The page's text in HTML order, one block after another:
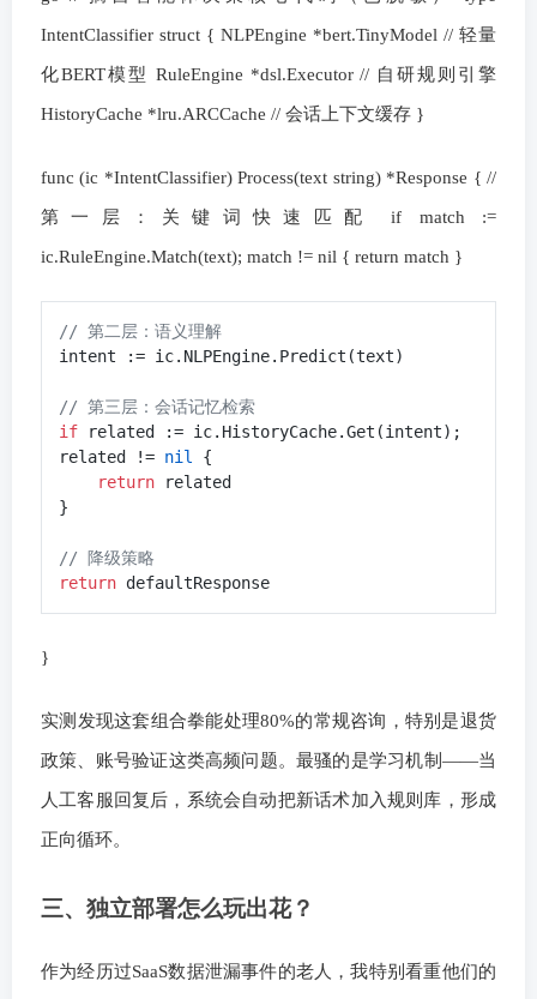
IntentClassifier struct { NLPEngine *bert.TinyModel // 轻量
化BERT模型 RuleEngine *dsl.Executor // 自研规则引擎
HistoryCache *lru.ARCCache // 会话上下文缓存 }
func (ic *IntentClassifier) Process(text string) *Response { //
第一层：关键词快速匹配 if match :=
ic.RuleEngine.Match(text); match != nil { return match }
// 第二层：语义理解
intent := ic.NLPEngine.Predict(text)
// 第三层：会话记忆检索
if related := ic.HistoryCache.Get(intent);
related != nil
{
return related
}
// 降级策略
return
}
实测发现这套组合拳能处理80%的常规咨询，特别是退货
政策、账号验证这类高频问题。最骚的是学习机制——当
人工客服回复后，系统会自动把新话术加入规则库，形成
正向循环。
三、独立部署怎么玩出花？
作为经历过SaaS数据泄漏事件的老人，我特别看重他们的